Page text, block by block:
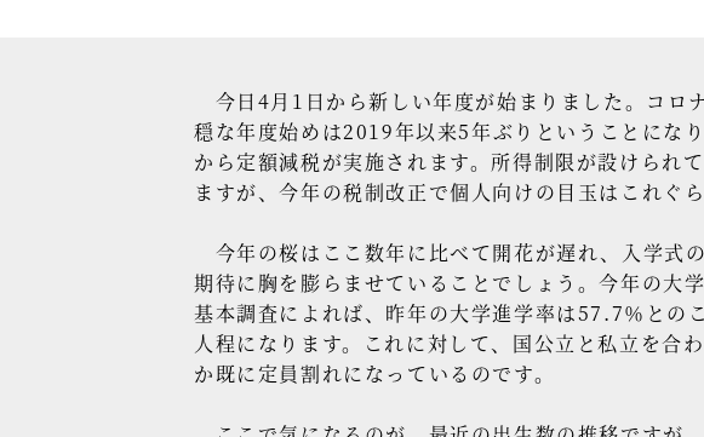
今日4月1日から新しい年度が始まりました。コロ
穏な年度始めは2019年以来5年ぶりということにな
から定額減税が実施されます。所得制限が設けられ
ますが、今年の税制改正で個人向けの目玉はこれぐ
今年の桜はここ数年に比べて開花が遅れ、入学式
期待に胸を膨らませていることでしょう。今年の大
基本調査によれば、昨年の大学進学率は57.7％との
人程になります。これに対して、国公立と私立を合
か既に定員割れになっているのです。